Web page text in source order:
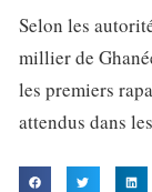
Selon les
millier de
les premiers
attendus dans